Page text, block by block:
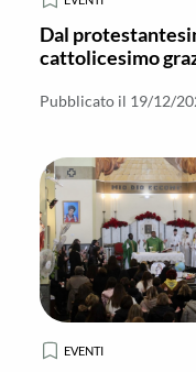
Dal
cattolicesimo
Pubblicato il 19/12/
EVENTI